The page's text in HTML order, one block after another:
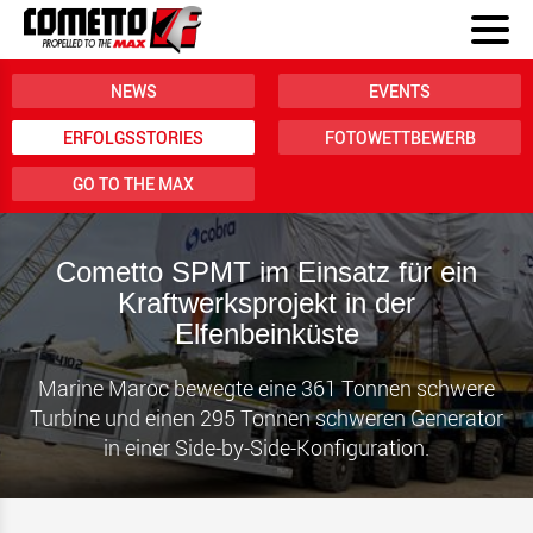
NEWS EVENTS
ERFOLGSSTORIES FOTOWETTBEWERB
GO TO THE MAX
Cometto SPMT im Einsatz für ein
Kraftwerksprojekt in der
Elfenbeinküste
Marine Maroc bewegte eine 361 Tonnen schwere
Turbine und einen 295 Tonnen schweren Generator
in einer Side-by-Side-Konfiguration.